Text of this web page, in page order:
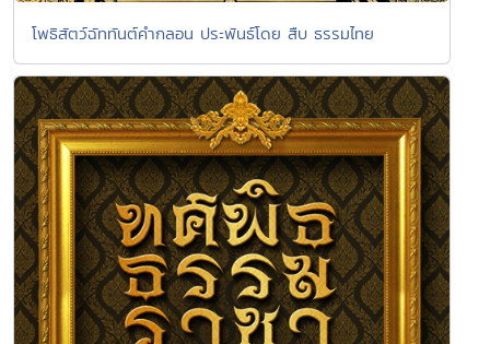
โพธิสัตว์ฉัททันต์คำกลอน ประพันธ์โดย สืบ ธรรมไทย